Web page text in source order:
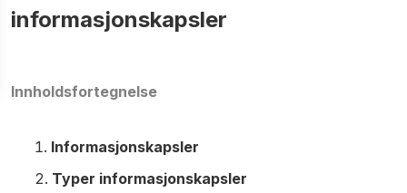
informasjonskapsler
Innholdsfortegnelse
Informasjonskapsler
Typer informasjonskapsler